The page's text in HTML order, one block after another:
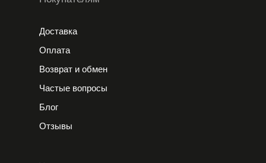
Доставка
Оплата
Возврат и обмен
Частые вопросы
Блог
Отзывы